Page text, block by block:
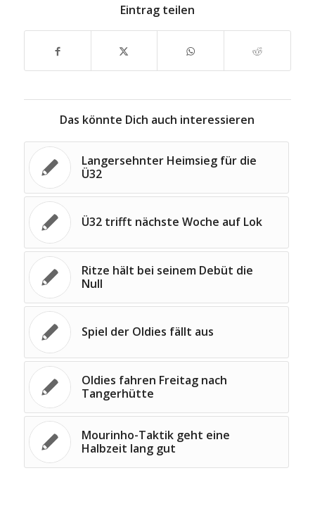
Eintrag teilen
Das könnte Dich auch interessieren
Langersehnter Heimsieg für die
Ü32
Ü32 trifft nächste Woche auf Lok
Ritze hält bei seinem Debüt die
Null
Spiel der Oldies fällt aus
Oldies fahren Freitag nach
Tangerhütte
Mourinho-Taktik geht eine
Halbzeit lang gut